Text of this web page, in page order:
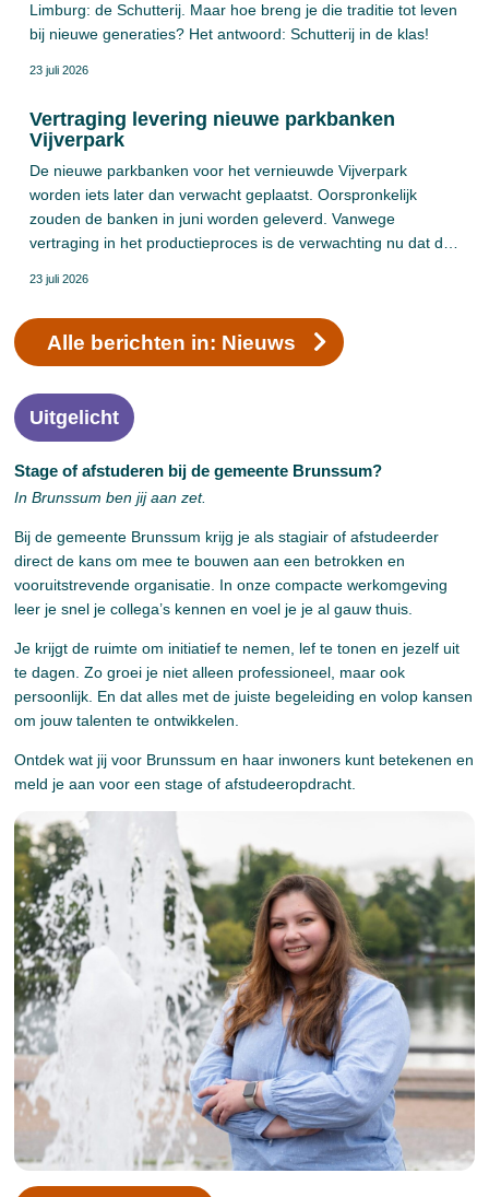
Limburg: de Schutterij. Maar hoe breng je die traditie tot leven
bij nieuwe generaties? Het antwoord: Schutterij in de klas!
23 juli 2026
Vertraging levering nieuwe parkbanken
Vijverpark
De nieuwe parkbanken voor het vernieuwde Vijverpark
worden iets later dan verwacht geplaatst. Oorspronkelijk
zouden de banken in juni worden geleverd. Vanwege
vertraging in het productieproces is de verwachting nu dat de
23 juli 2026
Alle berichten in: Nieuws
Uitgelicht
Stage of afstuderen bij de gemeente Brunssum?
In Brunssum ben jij aan zet.
Bij de gemeente Brunssum krijg je als stagiair of afstudeerder
direct de kans om mee te bouwen aan een betrokken en
vooruitstrevende organisatie. In onze compacte werkomgeving
leer je snel je collega’s kennen en voel je je al gauw thuis.
Je krijgt de ruimte om initiatief te nemen, lef te tonen en jezelf uit
te dagen. Zo groei je niet alleen professioneel, maar ook
persoonlijk. En dat alles met de juiste begeleiding en volop kansen
om jouw talenten te ontwikkelen.
Ontdek wat jij voor Brunssum en haar inwoners kunt betekenen en
meld je aan voor een stage of afstudeeropdracht.